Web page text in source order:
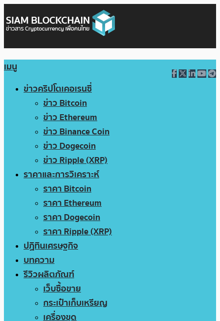
เมนู
ข่าวคริปโตเคอเรนซี่
ข่าว Bitcoin
ข่าว Ethereum
ข่าว Binance Coin
ข่าว Dogecoin
ข่าว Ripple (XRP)
ราคาและการวิเคราะห์
ราคา Bitcoin
ราคา Ethereum
ราคา Dogecoin
ราคา Ripple (XRP)
ปฏิทินเศรษฐกิจ
บทความ
รีวิวผลิตภัณฑ์
เว็บซื้อขาย
กระเป๋าเก็บเหรียญ
เครื่องขุด